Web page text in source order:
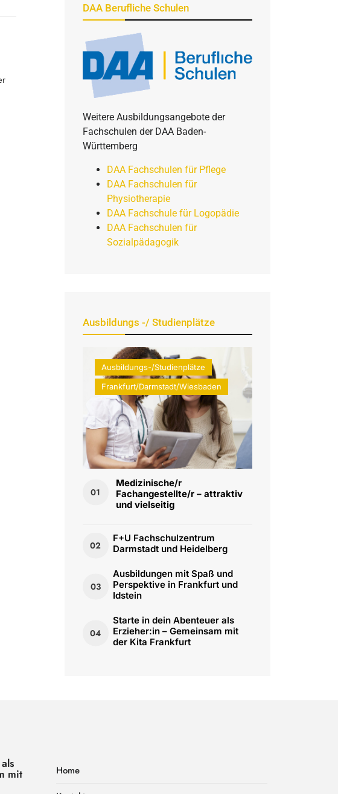
DAA Berufliche Schulen
Weitere Ausbildungsangebote der
Fachschulen der DAA Baden-
Württemberg
DAA Fachschulen für Pflege
DAA Fachschulen für
Physiotherapie
DAA Fachschule für Logopädie
DAA Fachschulen für
Sozialpädagogik
Ausbildungs -/ Studienplätze
Ausbildungs-/Studienplätze
Frankfurt/Darmstadt/Wiesbaden
01
Medizinische/r
Fachangestellte/r – attraktiv
und vielseitig
02
F+U Fachschulzentrum
Darmstadt und Heidelberg
03
Ausbildungen mit Spaß und
Perspektive in Frankfurt und
Idstein
04
Starte in dein Abenteuer als
Erzieher:in – Gemeinsam mit
der Kita Frankfurt
mit
Home